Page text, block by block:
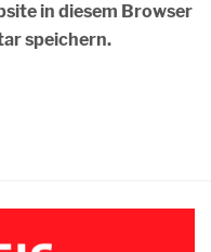
in diesem Browser
speichern.